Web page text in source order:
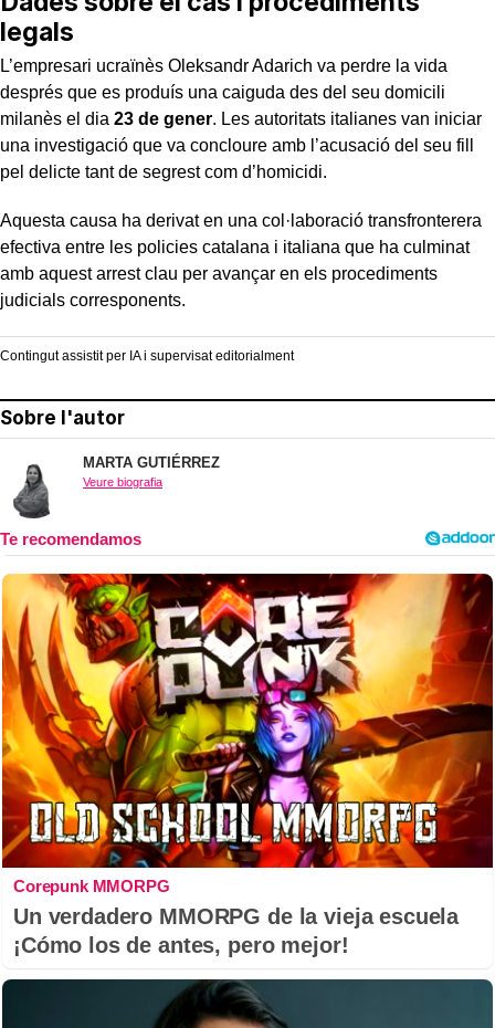
legals
L’empresari ucraïnès Oleksandr Adarich va perdre la vida
després que es produís una caiguda des del seu domicili
milanès el dia 23 de gener. Les autoritats italianes van iniciar
una investigació que va concloure amb l’acusació del seu fill
pel delicte tant de segrest com d’homicidi.
Aquesta causa ha derivat en una col·laboració transfronterera
efectiva entre les policies catalana i italiana que ha culminat
amb aquest arrest clau per avançar en els procediments
judicials corresponents.
Contingut assistit per IA i supervisat editorialment
Sobre l'autor
MARTA GUTIÉRREZ
Veure biografia
Corepunk MMORPG
Un verdadero MMORPG de la vieja escuela
¡Cómo los de antes, pero mejor!